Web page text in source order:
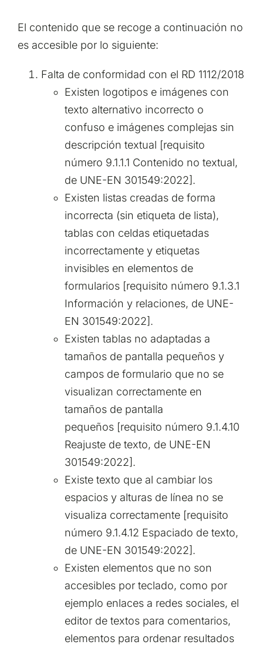
El contenido que se recoge a continuación no
es accesible por lo siguiente:
Falta de conformidad con el RD 1112/2018
Existen logotipos e imágenes con
texto alternativo incorrecto o
confuso e imágenes complejas sin
descripción textual [requisito
número 9.1.1.1 Contenido no textual,
de UNE-EN 301549:2022].
Existen listas creadas de forma
incorrecta (sin etiqueta de lista),
tablas con celdas etiquetadas
incorrectamente y etiquetas
invisibles en elementos de
formularios [requisito número 9.1.3.1
Información y relaciones, de UNE-
EN 301549:2022].
Existen tablas no adaptadas a
tamaños de pantalla pequeños y
campos de formulario que no se
visualizan correctamente en
tamaños de pantalla
pequeños [requisito número 9.1.4.10
Reajuste de texto, de UNE-EN
301549:2022].
Existe texto que al cambiar los
espacios y alturas de línea no se
visualiza correctamente [requisito
número 9.1.4.12 Espaciado de texto,
de UNE-EN 301549:2022].
Existen elementos que no son
accesibles por teclado, como por
ejemplo enlaces a redes sociales, el
editor de textos para comentarios,
elementos para ordenar resultados